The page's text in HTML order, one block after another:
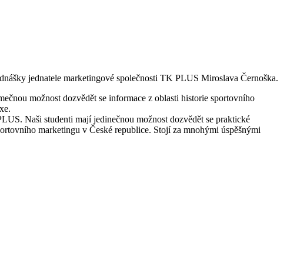
jednatele marketingové společnosti TK PLUS Miroslava Černoška.
možnost dozvědět se informace z oblasti historie sportovního
Naši studenti mají jedinečnou možnost dozvědět se praktické
marketingu v České republice. Stojí za mnohými úspěšnými